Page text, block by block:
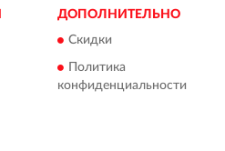
ДОПОЛНИТЕЛЬНО
Скидки
Политика
конфиденциальности